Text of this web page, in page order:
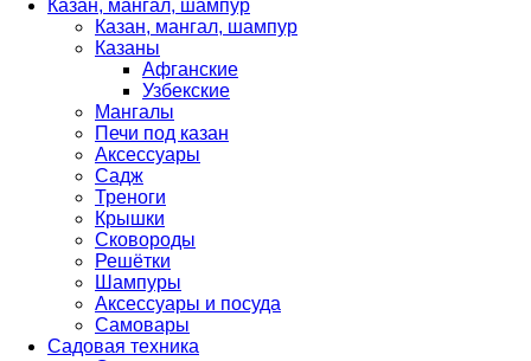
Казан, мангал, шампур
Казан, мангал, шампур
Казаны
Афганские
Узбекские
Мангалы
Печи под казан
Аксессуары
Садж
Треноги
Крышки
Сковороды
Решётки
Шампуры
Аксессуары и посуда
Самовары
Садовая техника